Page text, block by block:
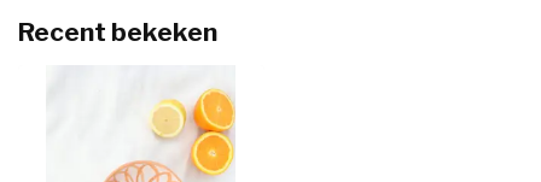
Recent bekeken